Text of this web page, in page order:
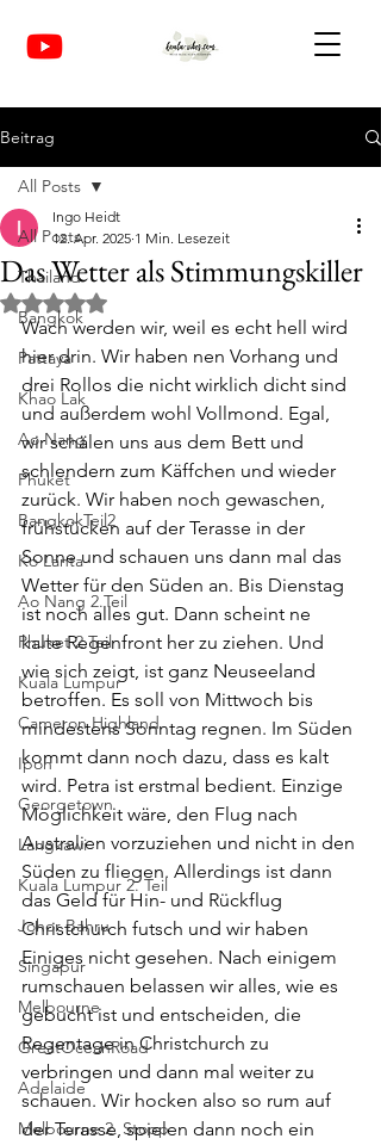
Beitrag
All Posts
Thailand
Bangkok
Pattaya
Khao Lak
Ao Nang
Phuket
BangkokTeil2
Ko Lanta
Ao Nang 2.Teil
Phuket 2.Teil
Kuala Lumpur
Cameron Highland
Ipoh
Georgetown
Langkawi
Kuala Lumpur 2. Teil
Johor Bahru
Singapur
Melbourne
GreatOceanRoad
Adelaide
Melbourne 2. Stopp
All Posts
Das Wetter als Stimmungskiller
Ingo Heidt
12. Apr. 2025 1 Min. Lesezeit
Mit NaN von 5 Sternen bewertet.
Wach werden wir, weil es echt hell wird
hier drin. Wir haben nen Vorhang und
drei Rollos die nicht wirklich dicht sind
und außerdem wohl Vollmond. Egal,
wir schälen uns aus dem Bett und
schlendern zum Käffchen und wieder
zurück. Wir haben noch gewaschen,
frühstücken auf der Terasse in der
Sonne und schauen uns dann mal das
Wetter für den Süden an. Bis Dienstag
ist noch alles gut. Dann scheint ne
kalte Regenfront her zu ziehen. Und
wie sich zeigt, ist ganz Neuseeland
betroffen. Es soll von Mittwoch bis
mindestens Sonntag regnen. Im Süden
kommt dann noch dazu, dass es kalt
wird. Petra ist erstmal bedient. Einzige
Möglichkeit wäre, den Flug nach
Australien vorzuziehen und nicht in den
Süden zu fliegen. Allerdings ist dann
das Geld für Hin- und Rückflug
Christchurch futsch und wir haben
Einiges nicht gesehen. Nach einigem
rumschauen belassen wir alles, wie es
gebucht ist und entscheiden, die
Regentage in Christchurch zu
verbringen und dann mal weiter zu
schauen. Wir hocken also so rum auf
der Terasse, spielen dann noch ein